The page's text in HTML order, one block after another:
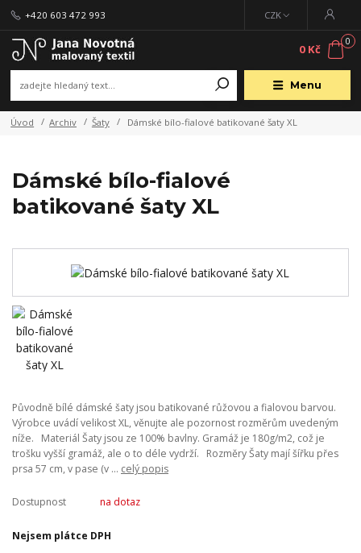
Menu
CZK
+420 603 472 993
0
0 Kč
Úvod Archiv Šaty Dámské bílo-fialové batikované šaty XL
Dámské bílo-fialové
batikované šaty XL
Původně bílé dámské šaty jsou batikované růžovou a fialovou barvou.
Výrobce uvádí velikost XL, věnujte ale pozornost rozměrům uvedeným
níže. Materiál Šaty jsou ze 100% bavlny. Gramáž je 180g/m2, což je
trošku vyšší gramáž, ale o to déle vydrží. Rozměry Šaty mají šířku přes
prsa 57 cm, v pase (v ... celý popis
Dostupnost na dotaz
Nejsem plátce DPH